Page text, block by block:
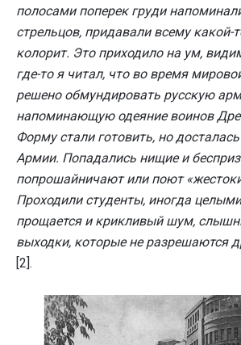
полосами поперек груди
стрельцов, придавали всему какой-
колорит. Это приходило на ум,
где-то я читал, что во время
решено обмундировать русскую
напоминающую одеяние воинов
Форму стали готовить, но
Армии. Попадались нищие и
попрошайничают или поют
Проходили студенты, иногда
прощается и крикливый шум,
выходки, которые не разрешаются
[2].